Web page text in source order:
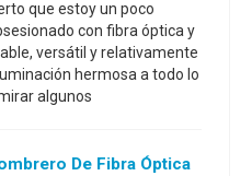
que estoy un poco
con fibra óptica y
versátil y relativamente
hermosa a todo lo
algunos
De Fibra Óptica